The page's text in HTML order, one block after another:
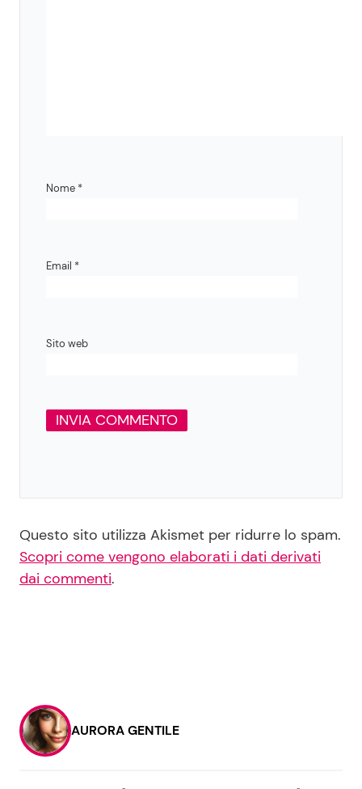
Nome *
Email *
Sito web
Questo sito utilizza Akismet per ridurre lo spam.
Scopri come vengono elaborati i dati derivati
dai commenti.
AURORA GENTILE